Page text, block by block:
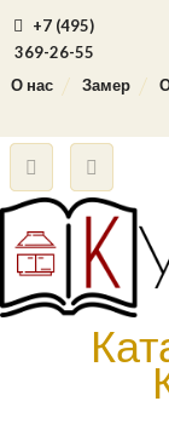
+7 (495)
369-26-55
О нас
Замер